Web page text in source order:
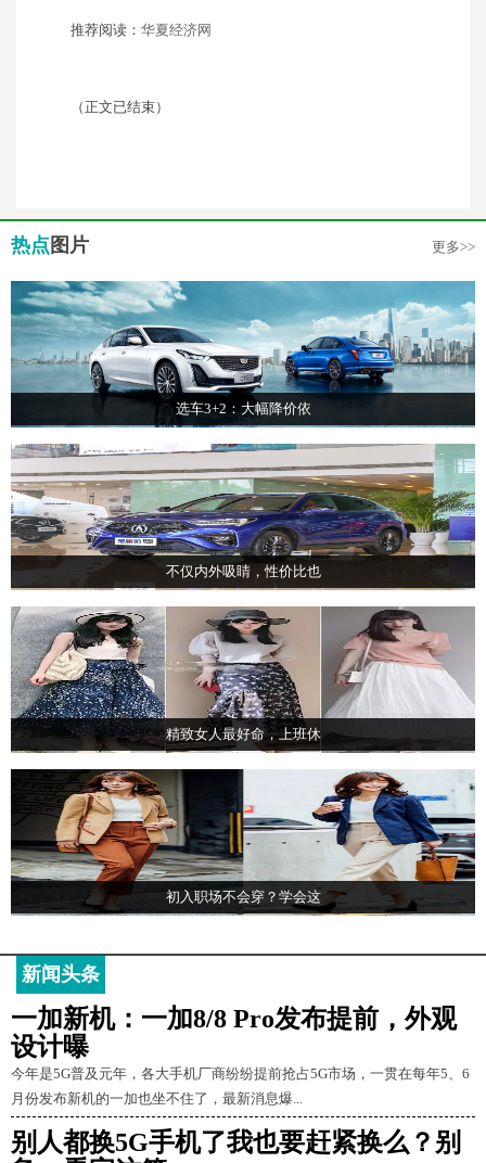
推荐阅读： 华夏经济网
（正文已结束）
热点 图片 更多>>
选车3+2：大幅降价依
不仅内外吸睛，性价比也
精致女人最好命，上班休
初入职场不会穿？学会这
新闻头条
一加新机：一加8/8 Pro发布提前，外观
设计曝
今年是5G普及元年，各大手机厂商纷纷提前抢占5G市场，一贯在每年5、6
月份发布新机的一加也坐不住了，最新消息爆...
别人都换5G手机了我也要赶紧换么？别